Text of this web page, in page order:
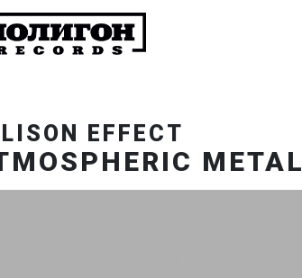
EFFECT
METAL